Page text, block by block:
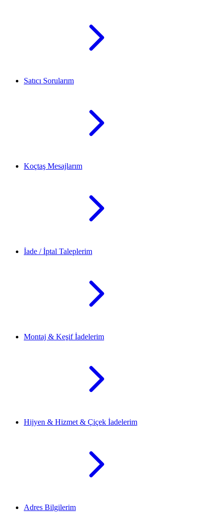
Satıcı Sorularım
Koçtaş Mesajlarım
İade / İptal Taleplerim
Montaj & Keşif İadelerim
Hijyen & Hizmet & Çiçek İadelerim
Adres Bilgilerim